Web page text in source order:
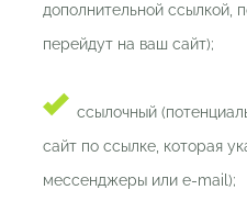
дополнительной ссылкой,
перейдут на ваш сайт);
ссылочный
сайт по ссылке, которая
мессенджеры или e-mail);